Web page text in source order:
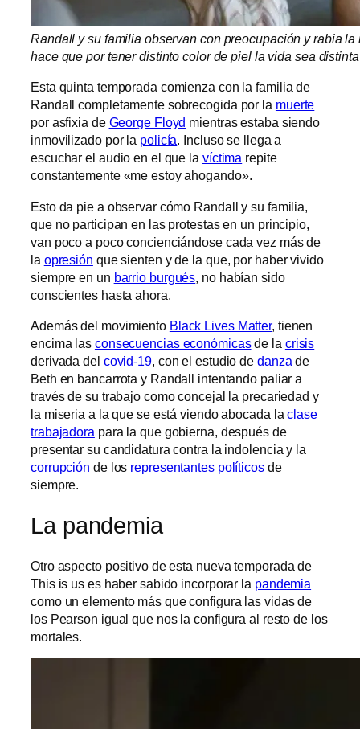
Randall y su familia observan con preocupación y rabia
hace que por tener distinto color de piel la vida sea
Esta quinta temporada comienza con la familia de
Randall completamente sobrecogida por la muerte
por asfixia de George Floyd mientras estaba siendo
inmovilizado por la policía. Incluso se llega a
escuchar el audio en el que la víctima repite
constantemente «me estoy ahogando».
Esto da pie a observar cómo Randall y su familia,
que no participan en las protestas en un principio,
van poco a poco concienciándose cada vez más de
la opresión que sienten y de la que, por haber vivido
siempre en un barrio burgués, no habían sido
conscientes hasta ahora.
Además del movimiento Black Lives Matter, tienen
encima las consecuencias económicasde la crisis
derivada del covid-19, con el estudio de danza de
Beth en bancarrota y Randall intentando paliar a
través de su trabajo como concejal la precariedad y
la miseria a la que se está viendo abocada laclase
trabajadora para la que gobierna, después de
presentar su candidatura contra la indolencia y la
corrupción de los representantes políticosde
siempre.
La pandemia
Otro aspecto positivo de esta nueva temporada de
This is us es haber sabido incorporar la pandemia
como un elemento más que configura las vidas de
los Pearson igual que nos la configura al resto de los
mortales.